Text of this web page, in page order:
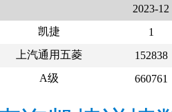
2023-12
凯捷
1
上汽通用五菱
152838
A级
660761